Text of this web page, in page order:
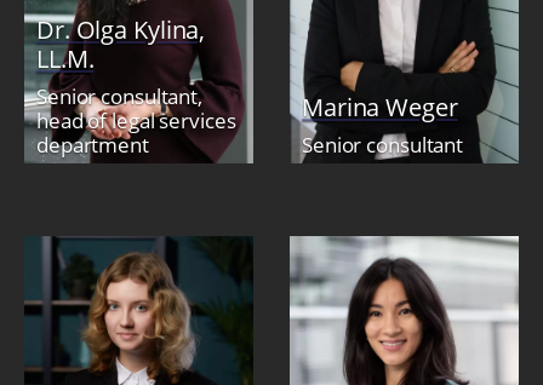
Dr. Olga Kylina,
LL.M.
Senior consultant,
head of legal services
department
Marina Weger
Senior consultant